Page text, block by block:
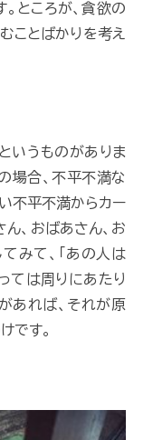
ところが、貪欲の
ことばかりを考え
いうものがありま
場合、不平不満な
不平不満からカー
、おばあさん、お
みて、「あの人は
ては周りにあたり
あれば、それが原
です。